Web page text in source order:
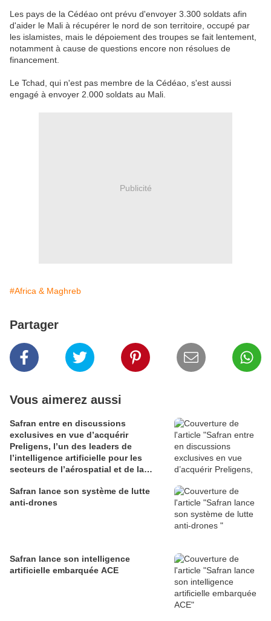
Les pays de la Cédéao ont prévu d'envoyer 3.300 soldats afin
d'aider le Mali à récupérer le nord de son territoire, occupé par
les islamistes, mais le dépoiement des troupes se fait lentement,
notamment à cause de questions encore non résolues de
financement.
Le Tchad, qui n'est pas membre de la Cédéao, s'est aussi
engagé à envoyer 2.000 soldats au Mali.
Publicité
#Africa & Maghreb
Partager
Vous aimerez aussi
Safran entre en discussions
exclusives en vue d’acquérir
Preligens, l’un des leaders de
l’intelligence artificielle pour les
secteurs de l’aérospatial et de la
Safran lance son système de lutte
anti-drones
Safran lance son intelligence
artificielle embarquée ACE